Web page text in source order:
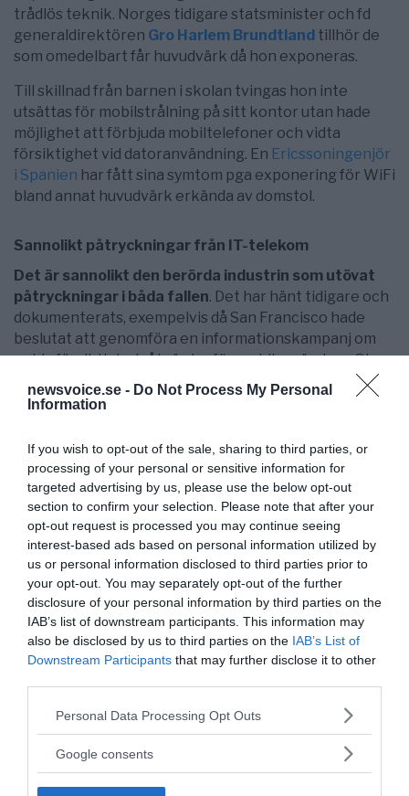
newsvoice.se - Do Not Process My Personal
Information
If you wish to opt-out of the sale, sharing to third parties, or
processing of your personal or sensitive information for
targeted advertising by us, please use the below opt-out
section to confirm your selection. Please note that after your
opt-out request is processed you may continue seeing
interest-based ads based on personal information utilized by
us or personal information disclosed to third parties prior to
your opt-out. You may separately opt-out of the further
disclosure of your personal information by third parties on the
IAB’s list of downstream participants. This information may
also be disclosed by us to third parties on the IAB’s List of
Downstream Participants that may further disclose it to other
Please note that this website/app uses one or more Google
not limited to your visit or usage behaviour. You may click to
use your data for below specified purposes in below Google
Personal Data Processing Opt Outs
Google consents
trådlös teknik. Norges tidigare statsminister och fd
generaldirektören Gro Harlem Brundtland tillhör de
som omedelbart får huvudvärk då hon exponeras.
Till skillnad från barnen i skolan tvingas hon inte
utsättas för mobilstrålning på sitt kontor utan hade
möjlighet att förbjuda mobiltelefoner och vidta
försiktighet vid datoranvändning. En Ericssoningenjör
i Spanien har fått sina symtom pga exponering för WiFi
bland annat huvudvärk erkända av domstol.
Sannolikt påtryckningar från IT-telekom
Det är sannolikt den berörda industrin som utövat
påtryckningar i båda fallen. Det har hänt tidigare och
dokumenterats, exempelvis då San Francisco hade
beslutat att genomföra en informationskampanj om
enkla försiktighetsåtgärder för mobilanvändare. Stora
telekombolag betraktar information om hälsorisker
och nya vetenskapliga rön om hälsorisker som en risk
sägerMona Nilssonfrån Strålskyddsstiftelsen
Påtryckningar från lobbyister mot San Francisco
År 2010 efter att San Franciscobeslutat att ge ut en
liten informationsbroschyr om risker med strålning
från mobiltelefoner hotade mobilindustrins
lobbyorganisation CTIA
med att man inte längre
skulle komma att förlägga sina konferenser till San
Francisco. CTIA drog samtidigt tillbaka de som redan
planerats och lobbygruppen pekar på att varje
konferens brukar dra in 80 miljoner US dollar (640
Ärendet slutade med att San Francisco (också)
gjorde reträtt efter ytterligare hot om mycket
stora skadeståndsprocesser i domstol.